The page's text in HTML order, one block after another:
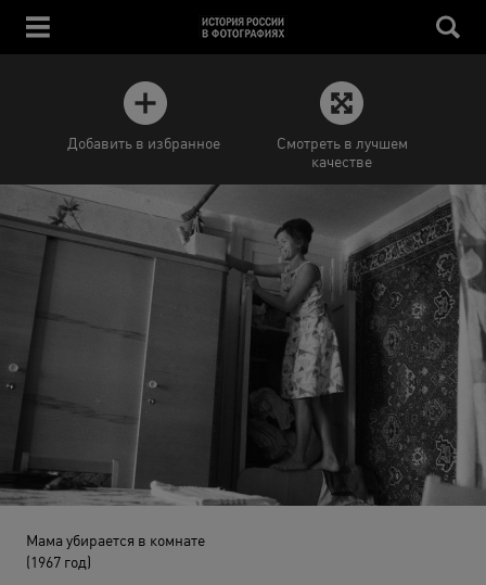
Добавить в избранное
Смотреть в лучшем
качестве
Мама убирается в комнате
(1967 год)